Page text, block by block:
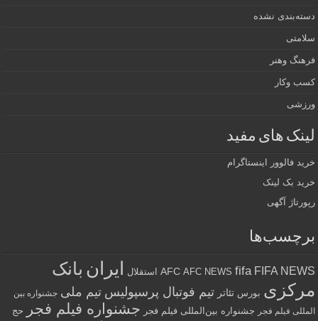
دسته‌بندی نشده
سلامتی
فرهنگ وهنر
کسب وکار
ورزشی
لینک های مفید
خرید فالوور اینستاگرام
خرید بک لینک
رپورتاژ آگهی
برچسب‌ها
AFC AFC NEWS fifa FIFA NEWS استقلال ایران بانک
مرکزی بورس تئاتر تیم فوتبال پرسپولیس تیم ملی جشنواره بین
المللی فیلم فجر
جشنواره بین‌المللی فیلم فجر جشنواره فیلم فجر حج